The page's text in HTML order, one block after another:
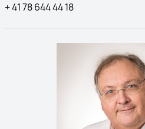
+ 41 78 644 44 18